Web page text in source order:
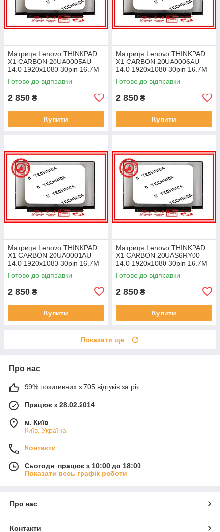
Матриця Lenovo THINKPAD
X1 CARBON 20UA0005AU
14.0 1920x1080 30pin 16.7M
45% NTSC 300 cd/m² для
ноутбука
Готово до відправки
2 850 ₴
Купити
Матриця Lenovo THINKPAD
X1 CARBON 20UA0006AU
14.0 1920x1080 30pin 16.7M
45% NTSC 300 cd/m² для
ноутбука
Готово до відправки
2 850 ₴
Купити
Матриця Lenovo THINKPAD
X1 CARBON 20UA0001AU
14.0 1920x1080 30pin 16.7M
45% NTSC 300 cd/m² для
ноутбука
Готово до відправки
2 850 ₴
Купити
Матриця Lenovo THINKPAD
X1 CARBON 20UAS6RY00
14.0 1920x1080 30pin 16.7M
45% NTSC 300 cd/m² для
ноутбука
Готово до відправки
2 850 ₴
Купити
Показати ще
Про нас
99% позитивних з 705 відгуків за рік
Працює з 28.02.2014
м. Київ
Київ, Україна
Контакти
Сьогодні працює з 10:00 до 18:00
Показати весь графік роботи
Про нас
Контакти